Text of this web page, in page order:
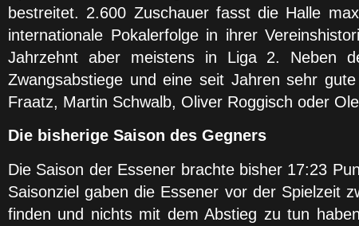
bestreitet. 2.600 Zuschauer fasst die Halle
internationale Pokalerfolge in ihrer
Jahrzehnt aber meistens in Liga 2. Neben
Zwangsabstiege und eine seit Jahren sehr
Fraatz, Martin Schwalb, Oliver Roggisch oder
Die bisherige Saison des Gegners
Die Saison der Essener brachte bisher 17:23
Saisonziel gaben die Essener vor der Spielzeit
finden und nichts mit dem Abstieg zu tun